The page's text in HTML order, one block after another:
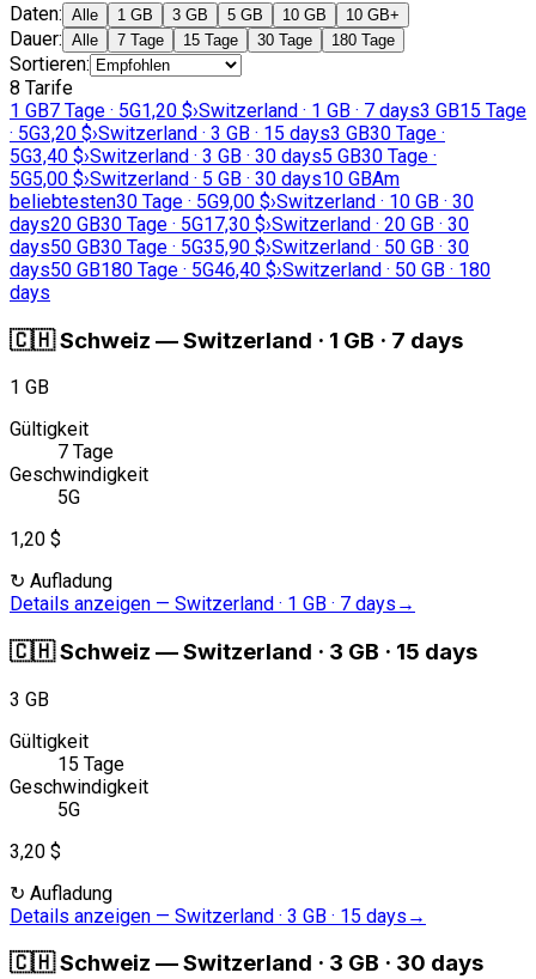
Daten: Alle 1 GB 3 GB 5 GB 10 GB 10 GB+
Dauer: Alle 7 Tage 15 Tage 30 Tage 180 Tage
Sortieren:
8 Tarife
1 GB7 Tage · 5G1,20 $›Switzerland · 1 GB · 7 days3 GB15 Tage
· 5G3,20 $›Switzerland · 3 GB · 15 days3 GB30 Tage ·
5G3,40 $›Switzerland · 3 GB · 30 days5 GB30 Tage ·
5G5,00 $›Switzerland · 5 GB · 30 days10 GBAm
beliebtesten30 Tage · 5G9,00 $›Switzerland · 10 GB · 30
days20 GB30 Tage · 5G17,30 $›Switzerland · 20 GB · 30
days50 GB30 Tage · 5G35,90 $›Switzerland · 50 GB · 30
days50 GB180 Tage · 5G46,40 $›Switzerland · 50 GB · 180
days
🇨🇭Schweiz —Switzerland · 1 GB · 7 days
1 GB
Gültigkeit
7 Tage
Geschwindigkeit
5G
1,20 $
↻ Aufladung
Details anzeigen — Switzerland · 1 GB · 7 days →
🇨🇭Schweiz —Switzerland · 3 GB · 15 days
3 GB
Gültigkeit
15 Tage
Geschwindigkeit
5G
3,20 $
↻ Aufladung
Details anzeigen — Switzerland · 3 GB · 15 days →
🇨🇭Schweiz —Switzerland · 3 GB · 30 days